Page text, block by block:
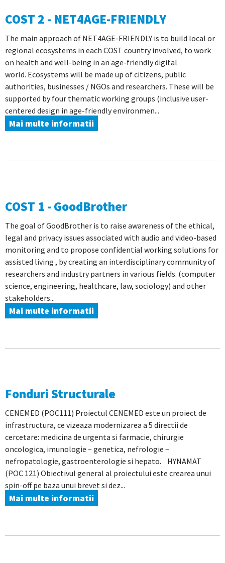
COST 2 - NET4AGE-FRIENDLY
The main approach of NET4AGE-FRIENDLY is to build local or
regional ecosystems in each COST country involved, to work
on health and well-being in an age-friendly digital
world. Ecosystems will be made up of citizens, public
authorities, businesses / NGOs and researchers. These will be
supported by four thematic working groups (inclusive user-
centered design in age-friendly environmen...
Mai multe informatii
COST 1 - GoodBrother
The goal of GoodBrother is to raise awareness of the ethical,
legal and privacy issues associated with audio and video-based
monitoring and to propose confidential working solutions for
assisted living , by creating an interdisciplinary community of
researchers and industry partners in various fields. (computer
science, engineering, healthcare, law, sociology) and other
stakeholders...
Mai multe informatii
Fonduri Structurale
CENEMED (POC111) Proiectul CENEMED este un proiect de
infrastructura, ce vizeaza modernizarea a 5 directii de
cercetare: medicina de urgenta si farmacie, chirurgie
oncologica, imunologie – genetica, nefrologie –
nefropatologie, gastroenterologie si hepato. HYNAMAT
(POC 121) Obiectivul general al proiectului este crearea unui
spin-off pe baza unui brevet si dez...
Mai multe informatii